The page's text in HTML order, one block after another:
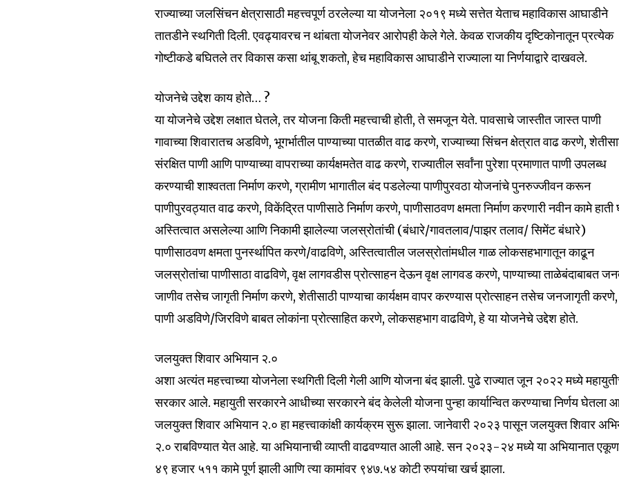
Join our community of
SUBSCRIBERS and be part
of the conversation.
To subscribe, simply enter your email address on our website or click
the subscribe button below. Don't worry, we respect your privacy and
won't spam your inbox. Your information is safe with us.
I've read and
6,300
Fans
32,111
Followers
राज्याच्या जलसिंचन क्षेत्रासाठी महत्त्वपूर्ण ठरलेल्या या योजनेला २०१९ मध्ये सत्तेत येताच महाविकास आघाडीने
तातडीने स्थगिती दिली. एवढ्यावरच न थांबता योजनेवर आरोपही केले गेले. केवळ राजकीय दृष्टिकोनातून प्रत्येक
गोष्टीकडे बघितले तर विकास कसा थांबू शकतो, हेच महाविकास आघाडीने राज्याला या निर्णयाद्वारे दाखवले.
योजनेचे उद्देश काय होते… ?
या योजनेचे उद्देश लक्षात घेतले, तर योजना किती महत्त्वाची होती, ते समजून येते. पावसाचे जास्तीत जास्त पाणी
गावाच्या शिवारातच अडविणे, भूगर्भातील पाण्याच्या पातळीत वाढ करणे, राज्याच्या सिंचन क्षेत्रात वाढ करणे,
संरक्षित पाणी आणि पाण्याच्या वापराच्या कार्यक्षमतेत वाढ करणे, राज्यातील सर्वांना पुरेशा प्रमाणात पाणी उपलब्ध
करण्याची शाश्वतता निर्माण करणे, ग्रामीण भागातील बंद पडलेल्या पाणीपुरवठा योजनांचे पुनरुज्जीवन करून
पाणीपुरवठ्यात वाढ करणे, विकेंद्रित पाणीसाठे निर्माण करणे, पाणीसाठवण क्षमता निर्माण करणारी नवीन कामे
अस्तित्वात असलेल्या आणि निकामी झालेल्या जलस्रोतांची (बंधारे/गावतलाव/पाझर तलाव/ सिमेंट बंधारे)
पाणीसाठवण क्षमता पुनर्स्थापित करणे/वाढविणे, अस्तित्वातील जलस्रोतांमधील गाळ लोकसहभागातून काढून
जलस्रोतांचा पाणीसाठा वाढविणे, वृक्ष लागवडीस प्रोत्साहन देऊन वृक्ष लागवड करणे, पाण्याच्या ताळेबंदाबाबत
जाणीव तसेच जागृती निर्माण करणे, शेतीसाठी पाण्याचा कार्यक्षम वापर करण्यास प्रोत्साहन तसेच जनजागृती करणे,
पाणी अडविणे/जिरविणे बाबत लोकांना प्रोत्साहित करणे, लोकसहभाग वाढविणे, हे या योजनेचे उद्देश होते.
जलयुक्त शिवार अभियान २.०
अशा अत्यंत महत्त्वाच्या योजनेला स्थगिती दिली गेली आणि योजना बंद झाली. पुढे राज्यात जून २०२२ मध्ये
सरकार आले. महायुती सरकारने आधीच्या सरकारने बंद केलेली योजना पुन्हा कार्यान्वित करण्याचा निर्णय घेतला
जलयुक्त शिवार अभियान २.० हा महत्त्वाकांक्षी कार्यक्रम सुरू झाला. जानेवारी २०२३ पासून जलयुक्त शिवार
२.० राबविण्यात येत आहे. या अभियानाची व्याप्ती वाढवण्यात आली आहे. सन २०२३-२४ मध्ये या अभियानात एकूण
४९ हजार ५११ कामे पूर्ण झाली आणि त्या कामांवर ९४७.५४ कोटी रुपयांचा खर्च झाला.